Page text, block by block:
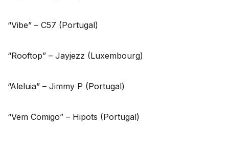
“Vibe” – C57 (Portugal)
“Rooftop” – Jayjezz (Luxembourg)
“Aleluia” – Jimmy P (Portugal)
“Vem Comigo” – Hipots (Portugal)